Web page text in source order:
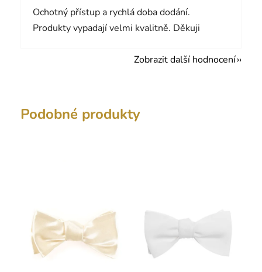
Ochotný přístup a rychlá doba dodání.
Produkty vypadají velmi kvalitně. Děkuji
Zobrazit další hodnocení
Podobné produkty